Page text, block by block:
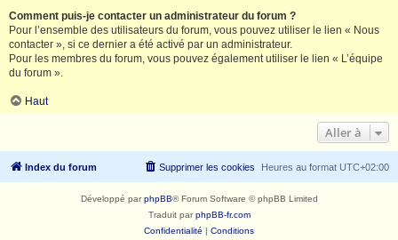
Comment puis-je contacter un administrateur du forum ?
Pour l’ensemble des utilisateurs du forum, vous pouvez utiliser le lien « Nous
contacter », si ce dernier a été activé par un administrateur.
Pour les membres du forum, vous pouvez également utiliser le lien « L’équipe
du forum ».
Haut
Aller à
Index du forum Heures au format UTC+02:00
Supprimer les cookies
Développé parphpBB® Forum Software © phpBB Limited
Traduit parphpBB-fr.com
Confidentialité | Conditions